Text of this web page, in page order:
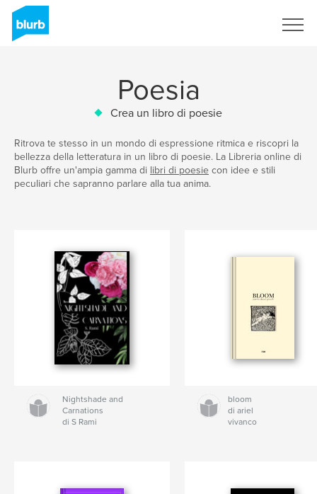
Poesia
Crea un libro di poesie
Ritrova te stesso in un mondo di espressione ritmica e riscopri la
bellezza della letteratura in un libro di poesie. La Libreria online di
Blurb offre un'ampia gamma di libri di poesie con idee e stili
peculiari che sapranno parlare alla tua anima.
Nightshade and
Carnations
di S Rami
bloom
di ariel
vivanco